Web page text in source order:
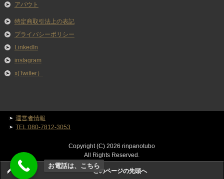
アバウト
特定商取引法上の表記
プライバシーポリシー
LinkedIn
instagram
x(Twitter）
運営者情報
TEL:080-7812-3053
Copyright (C) 2026 rinpanotubo
All Rights Reserved.
このページの先頭へ
お電話は、こちら